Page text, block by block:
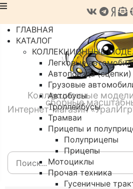
Коллекционные
сборные
Интернет-магазин
ГЛАВНАЯ
КАТАЛОГ
КОЛЛЕКЦИОННЫЕ
Легковые
Автопоезда (сцепки)
Грузовые
Автобусы
Троллейбусы
Трамваи
Прицепы и
Полуприцепы
Прицепы
Мотоциклы
Прочая техника
Гусеничные